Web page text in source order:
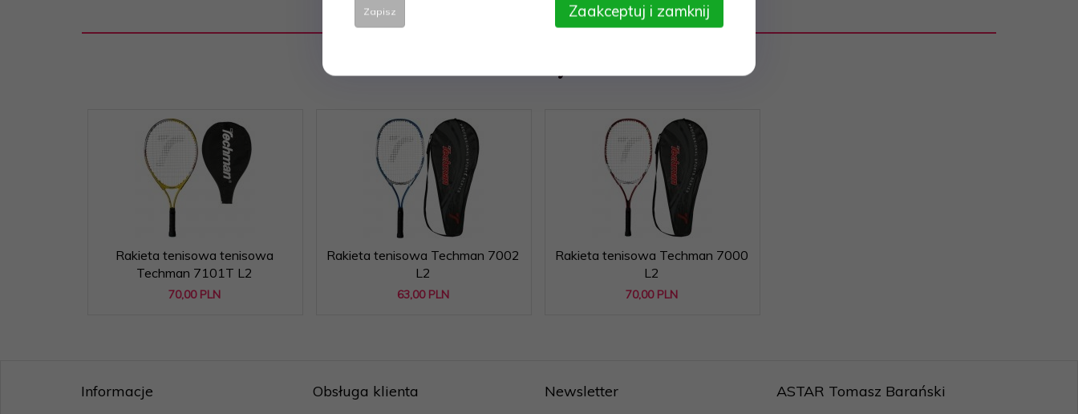
Rakieta tenisowa tenisowa
Techman 7101T L2
70,00 PLN
Rakieta tenisowa Techman 7002
L2
63,00 PLN
Rakieta tenisowa Techman 7000
L2
70,00 PLN
Informacje Obsługa klienta Newsletter ASTAR Tomasz Barański
Zapisz Zaakceptuj i zamknij